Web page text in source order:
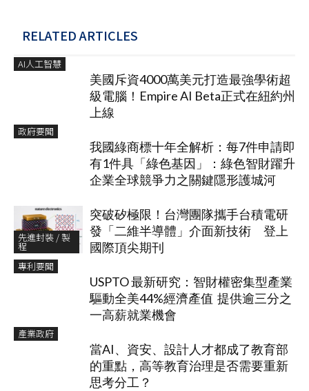
RELATED ARTICLES
AI人工智慧
美國斥資4000萬美元打造最強學術超
級電腦！Empire AI Beta正式在紐約州
上線
政府要聞
我國綠商標十年全解析：每7件申請即
有1件具「綠色基因」：綠色智財躍升
企業全球競爭力之關鍵隱形護城河
先進封裝 / 製
程
突破矽極限！台灣團隊攜手台積電研
發「二維半導體」介面新技術 登上
國際頂尖期刊
專利要聞
USPTO 最新研究：智財權密集型產業
驅動全美44%經濟產值 提供逾三分之
一高薪就業機會
產業政府
當AI、資安、設計人才都成了教育部
的重點，高等教育治理是否需要重新
思考分工？